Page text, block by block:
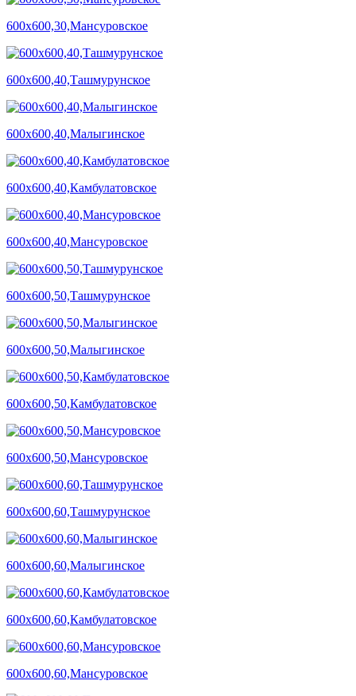
600х600,30,Мансуровское
600х600,40,Ташмурунское
600х600,40,Малыгинское
600х600,40,Камбулатовское
600х600,40,Мансуровское
600х600,50,Ташмурунское
600х600,50,Малыгинское
600х600,50,Камбулатовское
600х600,50,Мансуровское
600х600,60,Ташмурунское
600х600,60,Малыгинское
600х600,60,Камбулатовское
600х600,60,Мансуровское